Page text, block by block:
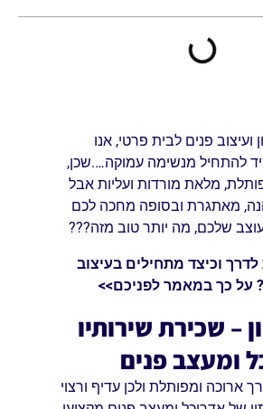
ועיצוב פנים לבית פרטי, אנו
להתחיל מנשימה עמוקה….שכן,
מלאת מורדות ועליות אבל
מאתגרת ובסופה מחכה לכם
שלכם, מה יותר טוב מזה???
וכיצד מתחילים בעיצוב
על כך במאמר לפניכם>>
– שכירת שירותיו
ומעצב פנים
ארוכה ומפותלת ולכן עדיף ורצוי